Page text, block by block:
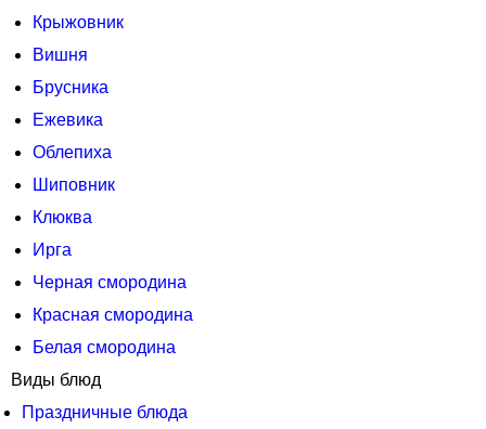
Крыжовник
Вишня
Брусника
Ежевика
Облепиха
Шиповник
Клюква
Ирга
Черная смородина
Красная смородина
Белая смородина
Виды блюд
Праздничные блюда